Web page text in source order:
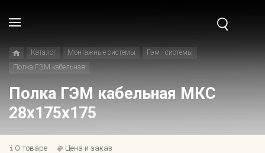
Каталог Монтажные системы
Гэм - системы
Полка ГЭМ кабельная
Полка ГЭМ кабельная МКС
28x175x175
О товаре Цена и заказ